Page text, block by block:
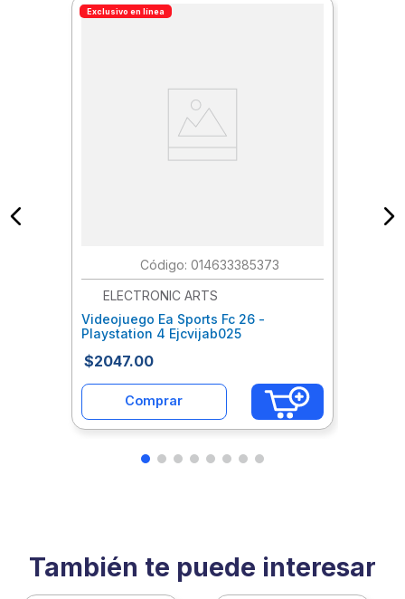
Exclusivo en línea
: 014633385373
ELECTRONIC ARTS
Videojuego Ea Sports Fc 26 -
Playstation 4 Ejcvijab025
$2047.00
Comprar
También te puede interesar